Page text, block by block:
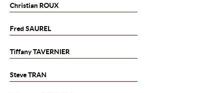
Christian ROUX
Fred SAUREL
TiffanyTAVERNIER
SteveTRAN